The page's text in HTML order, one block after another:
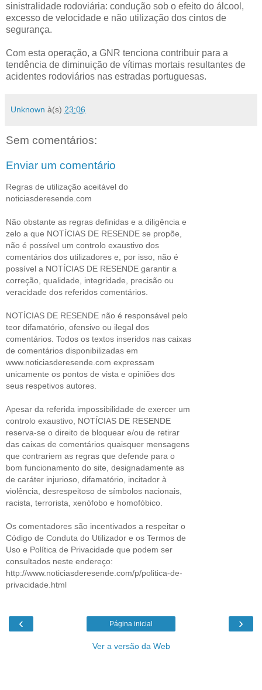
sinistralidade rodoviária: condução sob o efeito do álcool,
excesso de velocidade e não utilização dos cintos de
segurança.
Com esta operação, a GNR tenciona contribuir para a
tendência de diminuição de vítimas mortais resultantes de
acidentes rodoviários nas estradas portuguesas.
Unknown à(s) 23:06
Sem comentários:
Enviar um comentário
Regras de utilização aceitável do
noticiasderesende.com
Não obstante as regras definidas e a diligência e
zelo a que NOTÍCIAS DE RESENDE se propõe,
não é possível um controlo exaustivo dos
comentários dos utilizadores e, por isso, não é
possível a NOTÍCIAS DE RESENDE garantir a
correção, qualidade, integridade, precisão ou
veracidade dos referidos comentários.
NOTÍCIAS DE RESENDE não é responsável pelo
teor difamatório, ofensivo ou ilegal dos
comentários. Todos os textos inseridos nas caixas
de comentários disponibilizadas em
www.noticiasderesende.com expressam
unicamente os pontos de vista e opiniões dos
seus respetivos autores.
Apesar da referida impossibilidade de exercer um
controlo exaustivo, NOTÍCIAS DE RESENDE
reserva-se o direito de bloquear e/ou de retirar
das caixas de comentários quaisquer mensagens
que contrariem as regras que defende para o
bom funcionamento do site, designadamente as
de caráter injurioso, difamatório, incitador à
violência, desrespeitoso de símbolos nacionais,
racista, terrorista, xenófobo e homofóbico.
Os comentadores são incentivados a respeitar o
Código de Conduta do Utilizador e os Termos de
Uso e Política de Privacidade que podem ser
consultados neste endereço:
http://www.noticiasderesende.com/p/politica-de-
privacidade.html
‹ ›
Página inicial
Ver a versão da Web